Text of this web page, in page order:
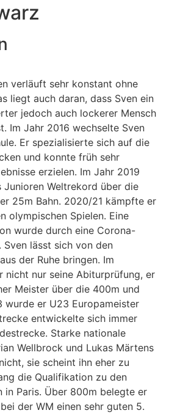
verläuft sehr konstant ohne
liegt auch daran, dass Sven ein
jedoch auch lockerer Mensch
Im Jahr 2016 wechselte Sven
Er spezialisierte sich auf die
und konnte früh sehr
erzielen. Im Jahr 2019
Junioren Weltrekord über die
25m Bahn. 2020/21 kämpfte er
olympischen Spielen. Eine
wurde durch eine Corona-
lässt sich von den
der Ruhe bringen. Im
nicht nur seine Abiturprüfung, er
Meister über die 400m und
wurde er U23 Europameister
entwickelte sich immer
Starke nationale
Wellbrock und Lukas Märtens
sie scheint ihn eher zu
die Qualifikation zu den
in Paris. Über 800m belegte er
der WM einen sehr guten 5.